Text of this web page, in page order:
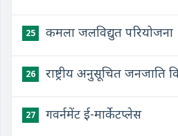
25 कमला जलविद्युत परियोजना
26 राष्ट्रीय अनुसूचित जनजाति
27 गवर्नमेंट ई-मार्केटप्लेस